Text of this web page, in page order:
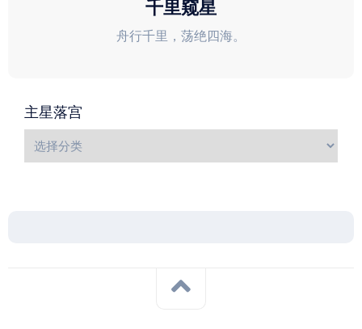
千里窥星
舟行千里，荡绝四海。
主星落宫